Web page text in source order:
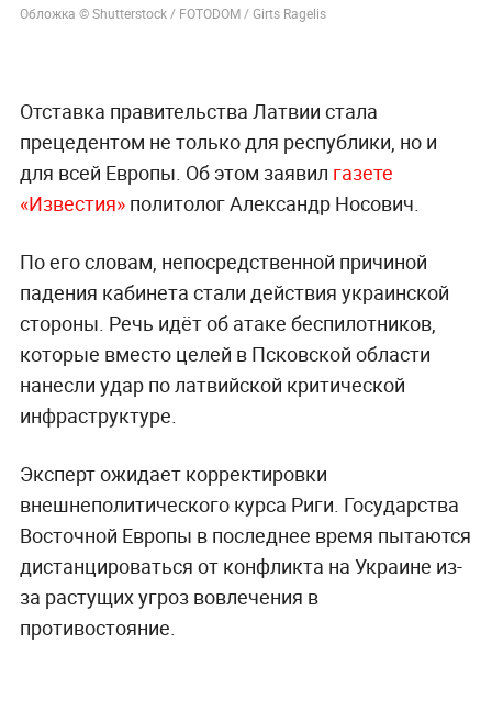
Обложка © Shutterstock / FOTODOM / Girts Ragelis
Отставка правительства Латвии стала
прецедентом не только для республики, но и
для всей Европы. Об этом заявил газете
«Известия»политолог Александр Носович.
По его словам, непосредственной причиной
падения кабинета стали действия украинской
стороны. Речь идёт об атаке беспилотников,
которые вместо целей в Псковской области
нанесли удар по латвийской критической
инфраструктуре.
Эксперт ожидает корректировки
внешнеполитического курса Риги. Государства
Восточной Европы в последнее время пытаются
дистанцироваться от конфликта на Украине из-
за растущих угроз вовлечения в
противостояние.